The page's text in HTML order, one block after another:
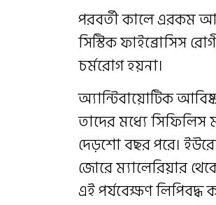
পরবর্তী কালে এরকম
সিস্টিক ফাইব্রোসিস
চর্মরোগ হয়না।
অ্যান্টিবায়োটিক
তাদের মধ্যে
দেড়শো বছর পরে।
জোরে ম্যালেরিয়ার
এই পর্যবেক্ষণ লিপিবদ্ধ